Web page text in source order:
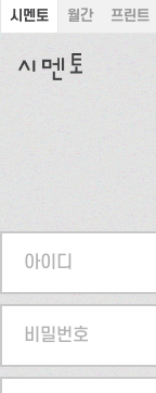
시멘토 월간 프린트
아이디
비밀번호